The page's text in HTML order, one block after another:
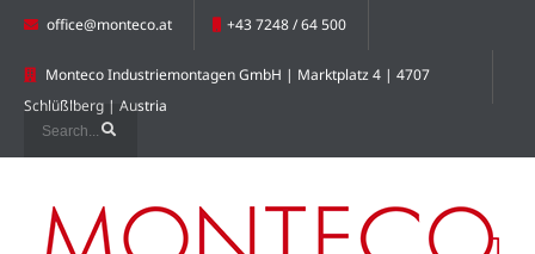
office@monteco.at +43 7248 / 64 500
Monteco Industriemontagen GmbH | Marktplatz 4 | 4707
Schlüßlberg | Austria